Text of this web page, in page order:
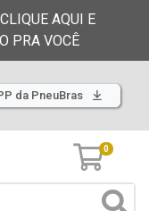
AQUI E
PRA VOCÊ
da PneuBras
0